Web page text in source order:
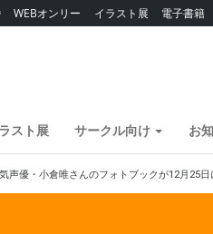
WEBオンリー イラスト展 電子書籍
スト展 サークル向け お
声優・小倉唯さんのフォトブックが12月25